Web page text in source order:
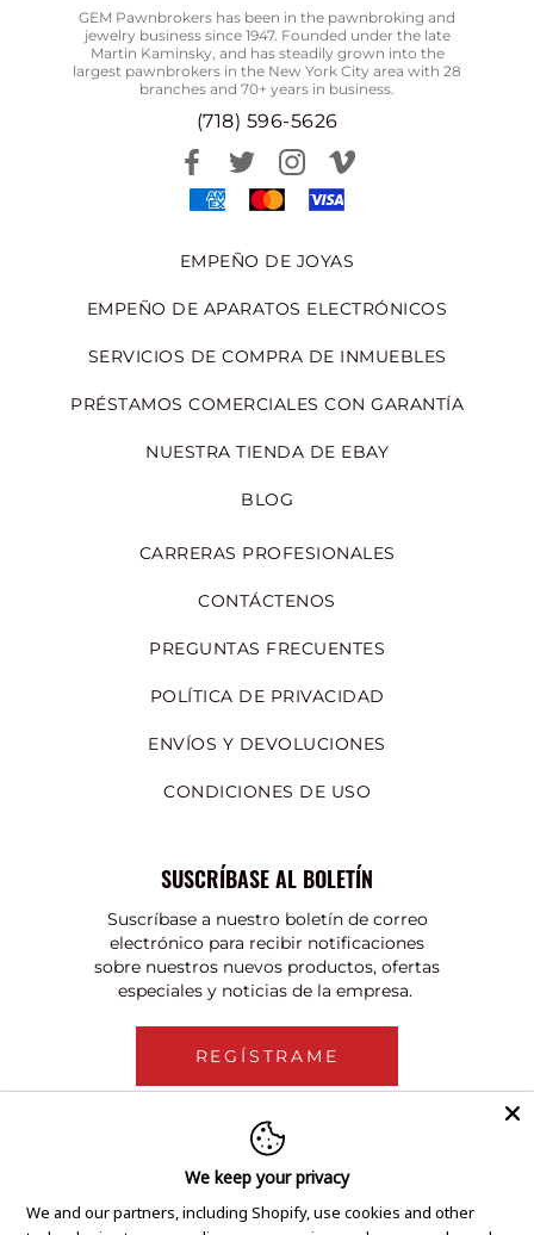
GEM Pawnbrokers has been in the pawnbroking and
jewelry business since 1947. Founded under the late
Martin Kaminsky, and has steadily grown into the
largest pawnbrokers in the New York City area with 28
branches and 70+ years in business.
(718) 596-5626
EMPEÑO DE JOYAS
EMPEÑO DE APARATOS ELECTRÓNICOS
SERVICIOS DE COMPRA DE INMUEBLES
PRÉSTAMOS COMERCIALES CON GARANTÍA
NUESTRA TIENDA DE EBAY
BLOG
CARRERAS PROFESIONALES
CONTÁCTENOS
PREGUNTAS FRECUENTES
POLÍTICA DE PRIVACIDAD
ENVÍOS Y DEVOLUCIONES
CONDICIONES DE USO
SUSCRÍBASE AL BOLETÍN
Suscríbase a nuestro boletín de correo
electrónico para recibir notificaciones
sobre nuestros nuevos productos, ofertas
especiales y noticias de la empresa.
REGÍSTRAME
We keep your privacy
We and our partners, including Shopify, use cookies and other